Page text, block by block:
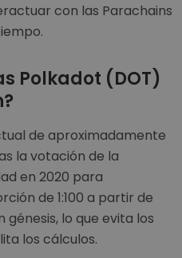
con las Parachains
Polkadot (DOT)
de aproximadamente
la votación de la
en 2020 para
de 1:100 a partir de
génesis, lo que evita los
los cálculos.